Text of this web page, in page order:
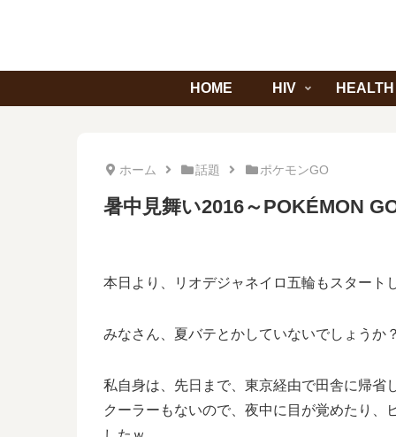
HOME HIV HEALTH
ホーム 話題 ポケモンGO
暑中見舞い2016～POKÉMON
本日より、リオデジャネイロ五輪もスタート
みなさん、夏バテとかしていないでしょうか
私自身は、先日まで、東京経由で田舎に帰省
クーラーもないので、夜中に目が覚めたり